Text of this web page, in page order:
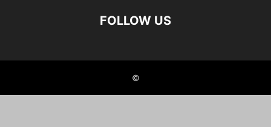
FOLLOW US
©